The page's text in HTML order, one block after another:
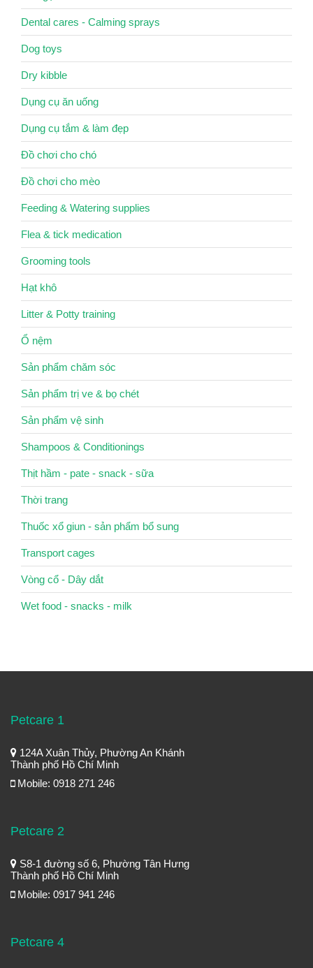
Dental cares - Calming sprays
Dog toys
Dry kibble
Dụng cụ ăn uống
Dụng cụ tắm & làm đẹp
Đồ chơi cho chó
Đồ chơi cho mèo
Feeding & Watering supplies
Flea & tick medication
Grooming tools
Hạt khô
Litter & Potty training
Ổ nệm
Sản phẩm chăm sóc
Sản phẩm trị ve & bọ chét
Sản phẩm vệ sinh
Shampoos & Conditionings
Thịt hầm - pate - snack - sữa
Thời trang
Thuốc xổ giun - sản phẩm bổ sung
Transport cages
Vòng cổ - Dây dắt
Wet food - snacks - milk
Petcare 1
124A Xuân Thủy, Phường An Khánh
Thành phố Hồ Chí Minh
Mobile: 0918 271 246
Petcare 2
S8-1 đường số 6, Phường Tân Hưng
Thành phố Hồ Chí Minh
Mobile: 0917 941 246
Petcare 4